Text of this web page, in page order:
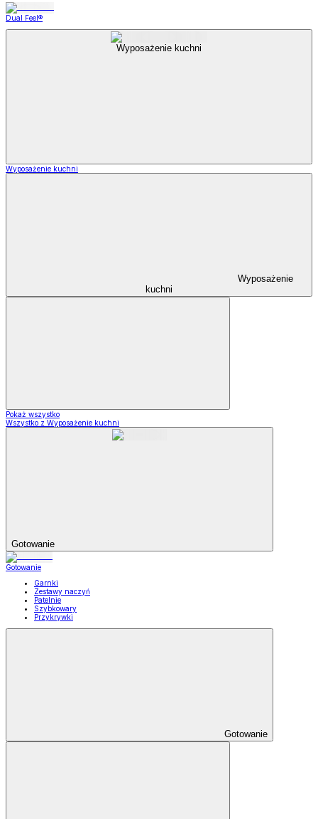
Dual Feel®
Wyposażenie kuchni
Wyposażenie kuchni
Wyposażenie
kuchni
Pokaż wszystko
Wszystko z Wyposażenie kuchni
Gotowanie
Gotowanie
Garnki
Zestawy naczyń
Patelnie
Szybkowary
Przykrywki
Gotowanie